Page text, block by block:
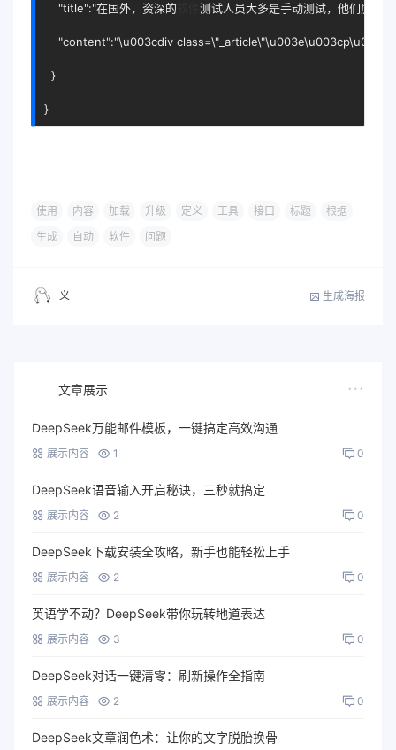
    "title":"在国外，资深的
测试人员大多是手动测试，他们厉害
"content":"\u003cdiv
  }
}
使用 内容 加载 升级 定义 工具 接口 标题
根据
生成
自动 软件 问题
义 生成海报
文章展示
DeepSeek万能邮件模板，一键搞定高效沟通
展示内容 1 0
DeepSeek语音输入开启秘诀，三秒就搞定
展示内容 2 0
DeepSeek下载安装全攻略，新手也能轻松上手
展示内容 2 0
英语学不动？DeepSeek带你玩转地道表达
展示内容 3 0
DeepSeek对话一键清零：刷新操作全指南
展示内容 2 0
DeepSeek文章润色术：让你的文字脱胎换骨